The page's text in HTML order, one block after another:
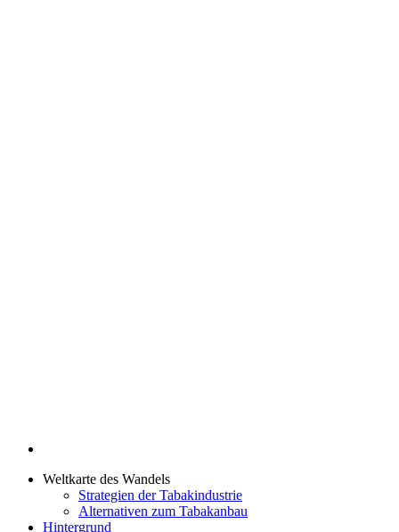
Weltkarte des Wandels
Strategien der Tabakindustrie
Alternativen zum Tabakanbau
Hintergrund